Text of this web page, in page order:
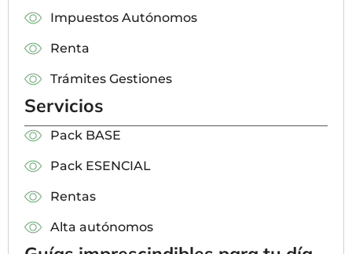
Impuestos Autónomos
Renta
Trámites Gestiones
Servicios
Pack BASE
Pack ESENCIAL
Rentas
Alta autónomos